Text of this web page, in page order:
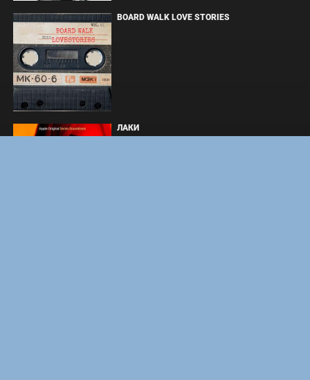
BOARD WALK LOVE STORIES
ЛАКИ